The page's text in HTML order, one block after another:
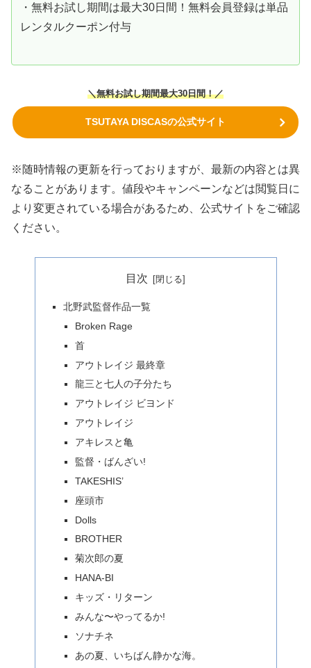
・無料お試し期間は最大30日間！無料会員登録は単品
レンタルクーポン付与
＼無料お試し期間最大30日間！／
TSUTAYA DISCASの公式サイト
※随時情報の更新を行っておりますが、最新の内容とは異
なることがあります。値段やキャンペーンなどは閲覧日に
より変更されている場合があるため、公式サイトをご確認
ください。
目次
北野武監督作品一覧
Broken Rage
首
アウトレイジ 最終章
龍三と七人の子分たち
アウトレイジ ビヨンド
アウトレイジ
アキレスと亀
監督・ばんざい!
TAKESHIS’
座頭市
Dolls
BROTHER
菊次郎の夏
HANA-BI
キッズ・リターン
みんな〜やってるか!
ソナチネ
あの夏、いちばん静かな海。